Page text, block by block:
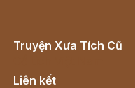
Truyện Xưa Tích Cũ
Liên kết